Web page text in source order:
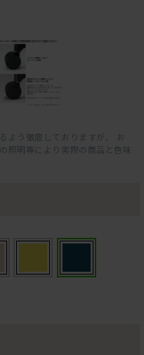
よう徹底しておりますが、 お
照明等により実際の商品と色味